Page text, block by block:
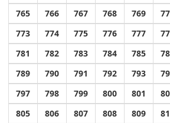
765
766 767 768 769
773
774 775 776 777
781
782 783 784 785
789
790 791 792 793
797
798 799 800 801
805
806 807 808 809